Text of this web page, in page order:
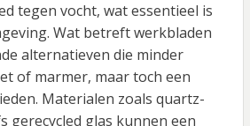
tegen vocht, wat essentieel is
Wat betreft werkbladen
alternatieven die minder
of marmer, maar toch een
Materialen zoals quartz-
gerecycled glas kunnen een